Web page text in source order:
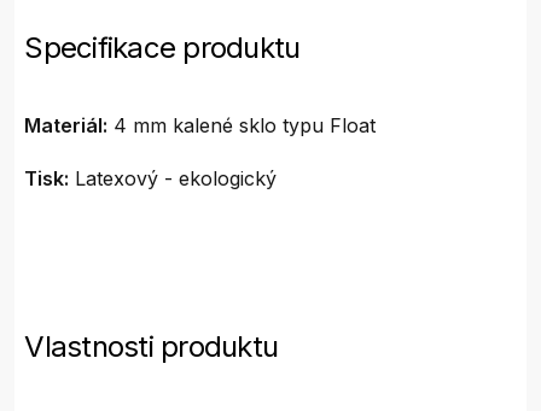
Specifikace produktu
Materiál: 4 mm kalené sklo typu Float
Tisk: Latexový - ekologický
Vlastnosti produktu